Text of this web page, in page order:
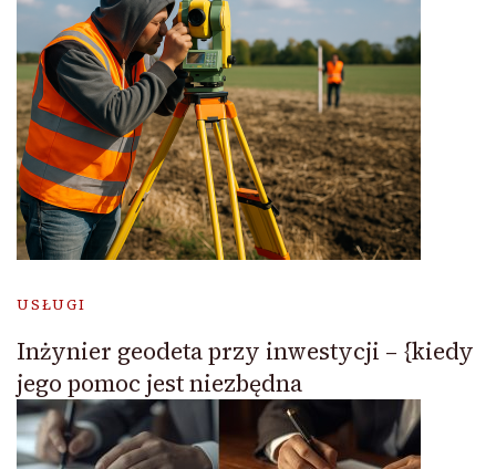
USŁUGI
Inżynier geodeta przy inwestycji – {kiedy
jego pomoc jest niezbędna